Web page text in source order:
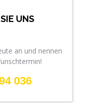
UNS
an und nennen
036